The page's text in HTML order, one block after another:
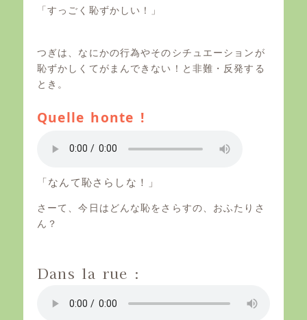
「すっごく恥ずかしい！」
つぎは、なにかの行為やそのシチュエーションが
恥ずかしくてがまんできない！と非難・反発する
とき。
Quelle honte !
「なんて恥さらしな！」
さーて、今日はどんな恥をさらすの、おふたりさ
ん？
Dans la rue :